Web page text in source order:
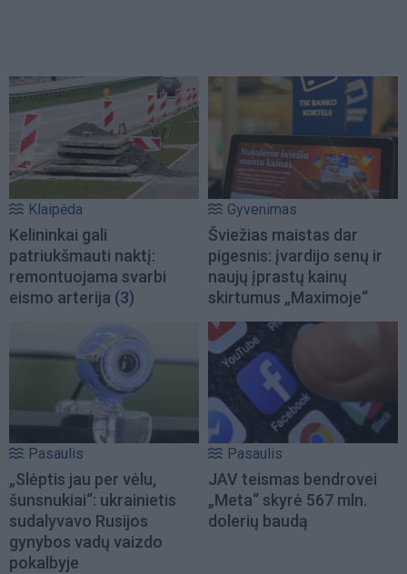
Klaipėda
Kelininkai gali
patriukšmauti naktį:
remontuojama svarbi
eismo arterija (3)
Gyvenimas
Šviežias maistas dar
pigesnis: įvardijo senų ir
naujų įprastų kainų
skirtumus „Maximoje“
Pasaulis
„Slėptis jau per vėlu,
šunsnukiai“: ukrainietis
sudalyvavo Rusijos
gynybos vadų vaizdo
pokalbyje
Pasaulis
JAV teismas bendrovei
„Meta“ skyrė 567 mln.
dolerių baudą